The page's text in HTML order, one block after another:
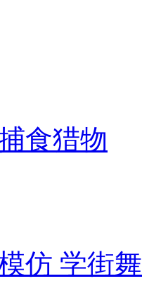
食猎物
仿 学街